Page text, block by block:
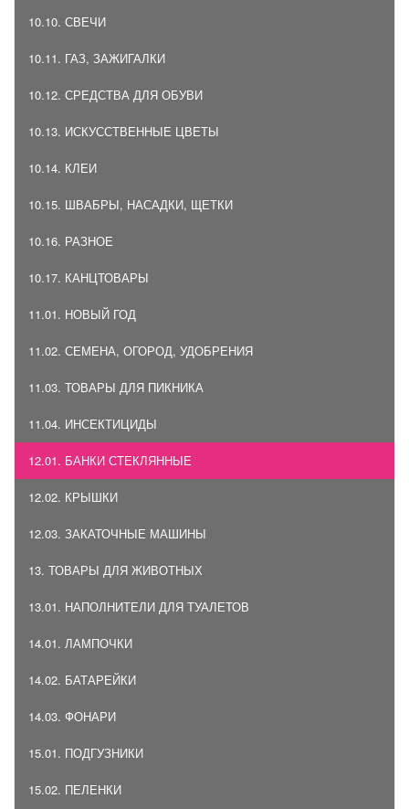
10.10. СВЕЧИ
10.11. ГАЗ, ЗАЖИГАЛКИ
10.12. СРЕДСТВА ДЛЯ ОБУВИ
10.13. ИСКУССТВЕННЫЕ ЦВЕТЫ
10.14. КЛЕИ
10.15. ШВАБРЫ, НАСАДКИ, ЩЕТКИ
10.16. РАЗНОЕ
10.17. КАНЦТОВАРЫ
11.01. НОВЫЙ ГОД
11.02. СЕМЕНА, ОГОРОД, УДОБРЕНИЯ
11.03. ТОВАРЫ ДЛЯ ПИКНИКА
11.04. ИНСЕКТИЦИДЫ
12.01. БАНКИ СТЕКЛЯННЫЕ
12.02. КРЫШКИ
12.03. ЗАКАТОЧНЫЕ МАШИНЫ
13. ТОВАРЫ ДЛЯ ЖИВОТНЫХ
13.01. НАПОЛНИТЕЛИ ДЛЯ ТУАЛЕТОВ
14.01. ЛАМПОЧКИ
14.02. БАТАРЕЙКИ
14.03. ФОНАРИ
15.01. ПОДГУЗНИКИ
15.02. ПЕЛЕНКИ